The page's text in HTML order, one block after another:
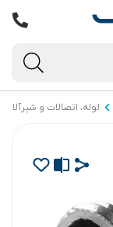
لوله، اتصالات و شیرآلات